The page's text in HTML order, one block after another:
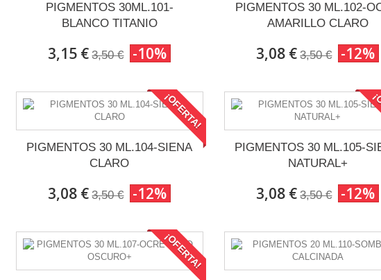
PIGMENTOS 30ML.101-
BLANCO TITANIO
3,15 € 3,50 € -10%
PIGMENTOS 30 ML.102-
AMARILLO CLARO
3,08 € 3,50 € -12%
¡OFERTA!
PIGMENTOS 30 ML.104-SIENA
CLARO
3,08 € 3,50 € -12%
PIGMENTOS 30 ML.105-
NATURAL+
3,08 € 3,50 € -12%
¡OFERTA!